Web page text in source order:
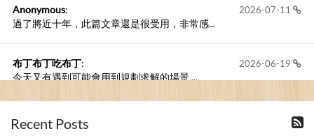
2026-07-11
Anonymous:
過了將近十年，此篇文章還是很受用，非常感...
2026-06-19
布丁布丁吃布丁:
今天又有遇到可能會用到規劃求解的場景 ...
2026-06-18
布丁布丁吃布丁
kage好像也可以下載整個網站 感謝分享
Recent Posts